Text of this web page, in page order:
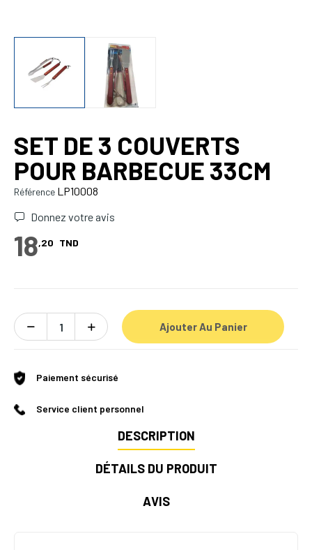
SET DE 3 COUVERTS
POUR BARBECUE 33CM
Référence LP10008
Donnez votre avis
18,20 TND
Ajouter Au Panier
Paiement sécurisé
Service client personnel
DESCRIPTION
DÉTAILS DU PRODUIT
AVIS